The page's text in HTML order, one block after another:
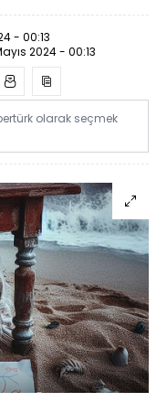
- 00:13
2024 - 00:13
olarak seçmek